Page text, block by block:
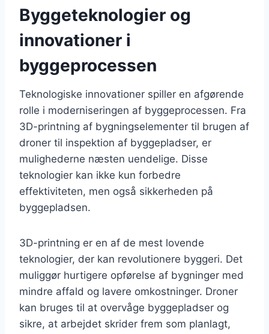
Byggeteknologier og
innovationer i
byggeprocessen
Teknologiske innovationer spiller en afgørende
rolle i moderniseringen af byggeprocessen. Fra
3D-printning af bygningselementer til brugen af
droner til inspektion af byggepladser, er
mulighederne næsten uendelige. Disse
teknologier kan ikke kun forbedre
effektiviteten, men også sikkerheden på
byggepladsen.
3D-printning er en af de mest lovende
teknologier, der kan revolutionere byggeri. Det
muliggør hurtigere opførelse af bygninger med
mindre affald og lavere omkostninger. Droner
kan bruges til at overvåge byggepladser og
sikre, at arbejdet skrider frem som planlagt,